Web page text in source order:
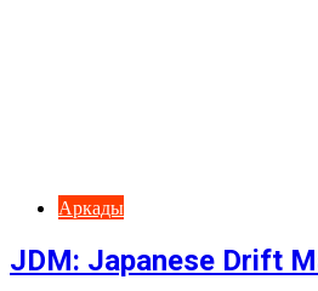
Аркады
JDM: Japanese Drift